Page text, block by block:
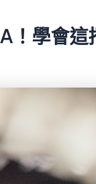
！學會這